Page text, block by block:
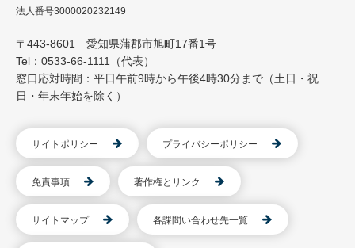
法人番号3000020232149
〒443-8601 愛知県蒲郡市旭町17番1号
Tel：0533-66-1111（代表）
窓口応対時間：平日午前9時から午後4時30分まで（土日・祝
日・年末年始を除く）
サイトポリシー プライバシーポリシー
免責事項 著作権とリンク
サイトマップ 各課問い合わせ先一覧